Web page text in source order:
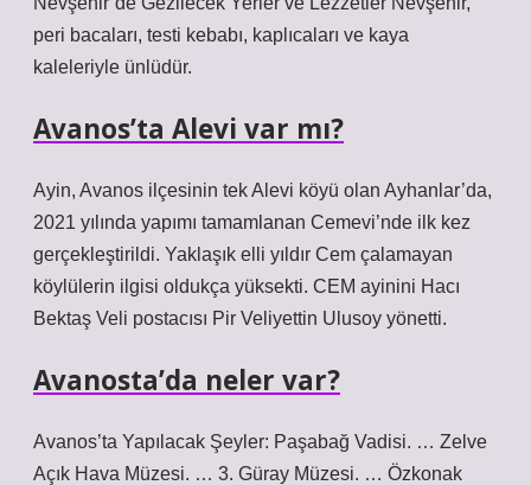
peri bacaları, testi kebabı, kaplıcaları ve kaya
kaleleriyle ünlüdür.
Avanos’ta Alevi var mı?
Ayin, Avanos ilçesinin tek Alevi köyü olan Ayhanlar’da,
2021 yılında yapımı tamamlanan Cemevi’nde ilk kez
gerçekleştirildi. Yaklaşık elli yıldır Cem çalamayan
köylülerin ilgisi oldukça yüksekti. CEM ayinini Hacı
Bektaş Veli postacısı Pir Veliyettin Ulusoy yönetti.
Avanosta’da neler var?
Avanos’ta Yapılacak Şeyler: Paşabağ Vadisi. … Zelve
Açık Hava Müzesi. … 3. Güray Müzesi. … Özkonak